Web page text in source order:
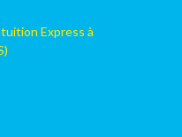
Express à